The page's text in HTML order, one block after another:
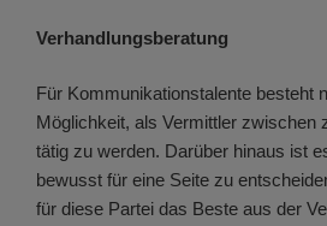
Verhandlungsberatung
Für Kommunikationstalente besteht
Möglichkeit, als Vermittler zwischen
tätig zu werden. Darüber hinaus ist
bewusst für eine Seite zu
für diese Partei das Beste aus der